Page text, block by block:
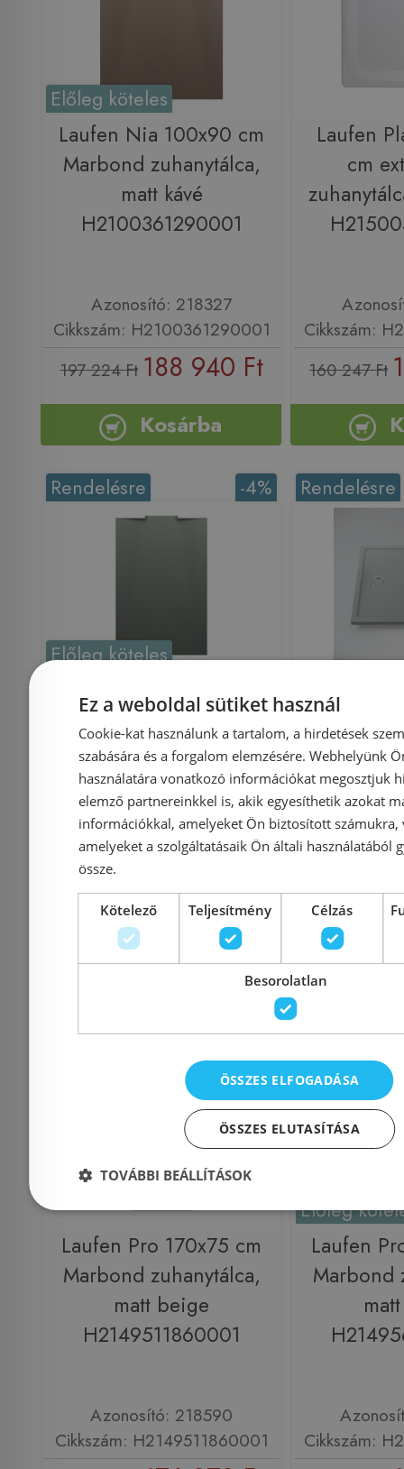
Előleg köteles
Laufen Nia 100x90 cm
Marbond zuhanytálca,
matt kávé
H2100361290001
Azonosító: 218327
Cikkszám: H2100361290001
197 224 Ft 188 940 Ft
Kosárba
Laufen
cm
Cikkszám:
160 247 Ft
-4%
Rendelésre
Előleg köteles
Laufen Nia 120x80 cm
Marbond zuhanytálca,
matt beton
H2100330790001
Azonosító: 218307
207 225 Ft198 520 Ft
Rendelésre
Marmy
90x100
Valentino
90
188
-12%
Rendelésre
Laufen Pro 170x75 cm
Marbond zuhanytálca,
matt beige
H2149511860001
Azonosító: 218590
Cikkszám: H2149511860001
Rendelésre
Előleg
Laufen
Marbond
Cikkszám:
Ez a weboldal sütiket használ
Cookie-kat használunk a tartalom, a hirdetések
szabására és a forgalom elemzésére. Webhelyünk
használatára vonatkozó információkat megosztjuk
elemző partnereinkkel is, akik egyesíthetik azokat
információkkal, amelyeket Ön biztosított számukra,
amelyeket a szolgáltatásaik Ön általi használatából
össze.
Kötelező Teljesítmény Célzás
Besorolatlan
ÖSSZES ELFOGADÁSA
ÖSSZES ELUTASÍTÁSA
TOVÁBBI BEÁLLÍTÁSOK